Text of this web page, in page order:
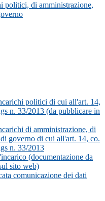
politici, di amministrazione,
politici di cui all'art. 14,
n. 33/2013 (da pubblicare in
di amministrazione, di
governo di cui all'art. 14, co.
n. 33/2013
(documentazione da
sito web)
comunicazione dei dati